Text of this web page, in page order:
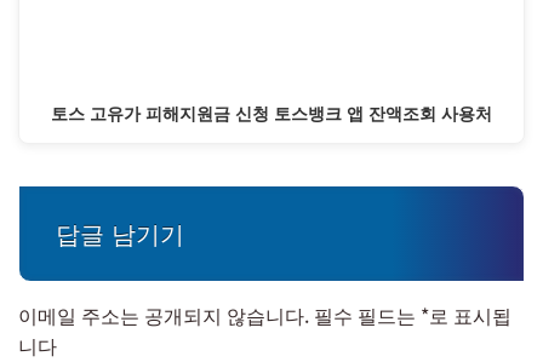
토스 고유가 피해지원금 신청 토스뱅크 앱 잔액조회 사용처
답글 남기기
이메일 주소는 공개되지 않습니다. 필수 필드는 *로 표시됩
니다